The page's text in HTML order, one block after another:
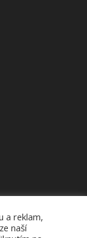
a reklam,
naší